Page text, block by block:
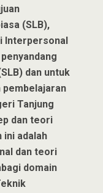
(SLB),
Interpersonal
dan untuk
pembelajaran
Tanjung
dan teori
ini adalah
dan teori
domain